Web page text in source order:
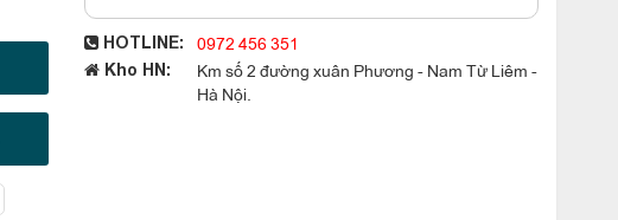
HOTLINE: 0972 456 351
Kho HN:
Km số 2 đường xuân Phương - Nam Từ Liêm -
Hà Nội.